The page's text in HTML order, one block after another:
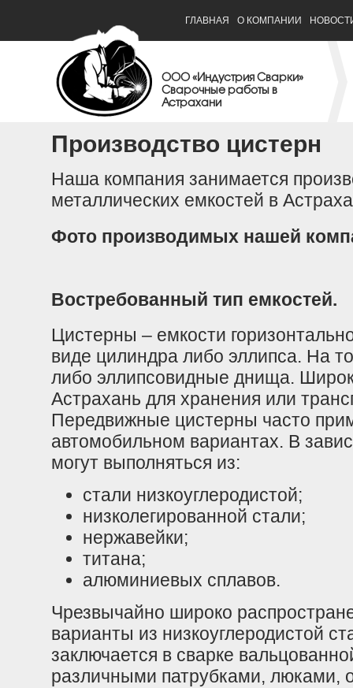
ГЛАВНАЯ О КОМПАНИИ
ООО «Индустрия Сварки»
Сварочные работы в
Астрахани
Производство цистерн
Наша компания занимается
металлических емкостей в
Фото производимых нашей
Востребованный тип емкостей.
Цистерны – емкости
виде цилиндра либо эллипса. На
либо эллипсовидные днища.
Астрахань для хранения или
Передвижные цистерны часто
автомобильном вариантах. В
могут выполняться из:
стали низкоуглеродистой;
низколегированной стали;
нержавейки;
титана;
алюминиевых сплавов.
Чрезвычайно широко
варианты из низкоуглеродистой
заключается в сварке
различными патрубками, люками,